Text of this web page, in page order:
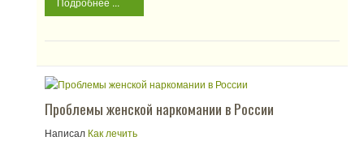
Проблемы женской наркомании в России
Написал Как лечить